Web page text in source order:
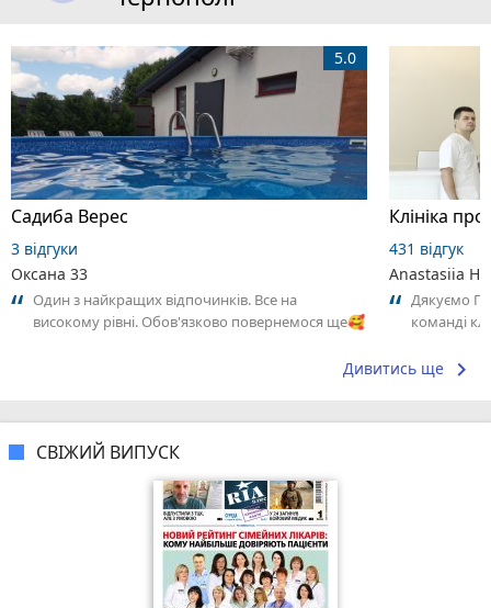
Садиба Верес
5.0
3 відгуки
Оксана 33
Один з найкращих відпочинків. Все на
високому рівні. Обов'язково повернемося ще🥰
431 відгук
Anastasiia
Дякуємо
команді
Дивитись ще keyboard_arrow_right
СВІЖИЙ ВИПУСК